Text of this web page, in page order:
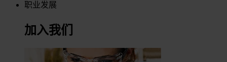
职业发展
加入我们